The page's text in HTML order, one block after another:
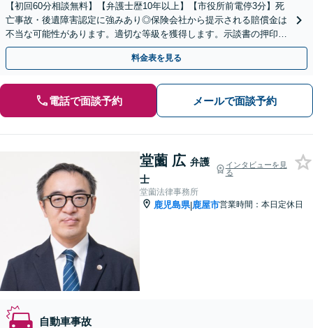
【初回60分相談無料】【弁護士歴10年以上】【市役所前電停3分】死
亡事故・後遺障害認定に強みあり◎保険会社から提示される賠償金は
不当な可能性があります。適切な等級を獲得します。示談書の押印・
署名をする前にご相談を！【オンライン相談可能】
料金表を見る
電話で面談予約 メールで面談予約
堂薗 広 弁護
士
インタビューを見
る
堂薗法律事務所
鹿児島県|鹿屋市営業時間：本日定休日
自動車事故